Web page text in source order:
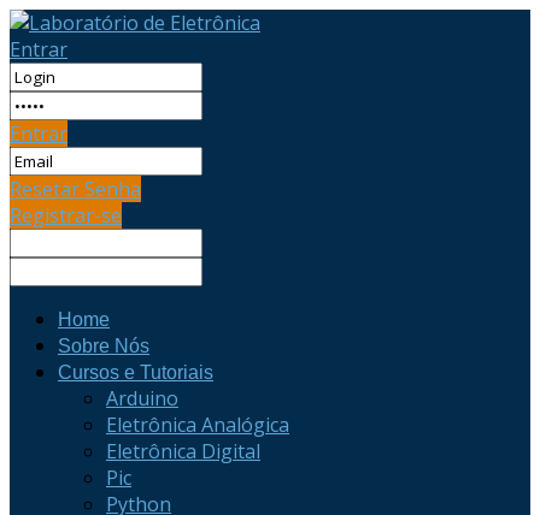
Entrar
Entrar
Resetar Senha
Registrar-se
Home
Sobre Nós
Cursos e Tutoriais
Arduino
Eletrônica Analógica
Eletrônica Digital
Pic
Python